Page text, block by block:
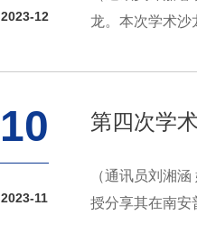
2023-12
龙。本次学术沙
10
2023-11
第四次学
（通讯员刘湘
授分享其在南安